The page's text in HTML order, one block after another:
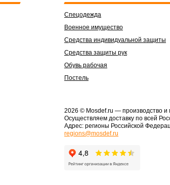
Спецодежда
Военное имущество
Средства индивидуальной защиты
Средства защиты рук
Обувь рабочая
Постель
2026 © Mosdef.ru — производство
Осуществляем доставку по всей
Адрес: регионы Российской
regions@mosdef.ru